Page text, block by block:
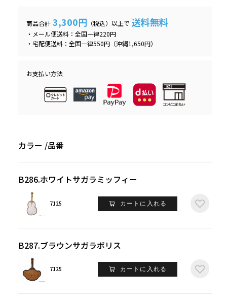
商品合計 3,300円 （税込）以上で 送料無料
・メール便送料：全国一律220円
・宅配便送料：全国一律550円（沖縄1,650円）
お支払い方法
カラー 品番
B286.ホワイトサガラミッフィー
7125 カートに入れる
B287.ブラウンサガラボリス
7125 カートに入れる